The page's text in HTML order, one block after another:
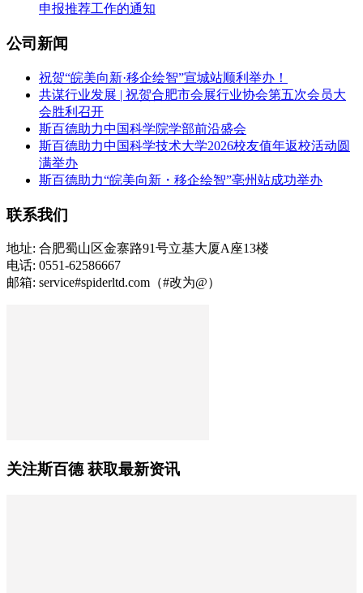
申报推荐工作的通知
公司新闻
祝贺“皖美向新·移企绘智”宣城站顺利举办！
共谋行业发展 | 祝贺合肥市会展行业协会第五次会员大
会胜利召开
斯百德助力中国科学院学部前沿盛会
斯百德助力中国科学技术大学2026校友值年返校活动圆
满举办
斯百德助力“皖美向新・移企绘智”亳州站成功举办
联系我们
地址: 合肥蜀山区金寨路91号立基大厦A座13楼
电话: 0551-62586667
邮箱: service#spiderltd.com（#改为@）
关注斯百德 获取最新资讯